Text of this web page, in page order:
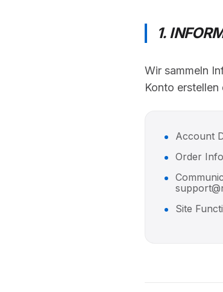
1.
Wir sammeln
Konto
Account
Order
Site